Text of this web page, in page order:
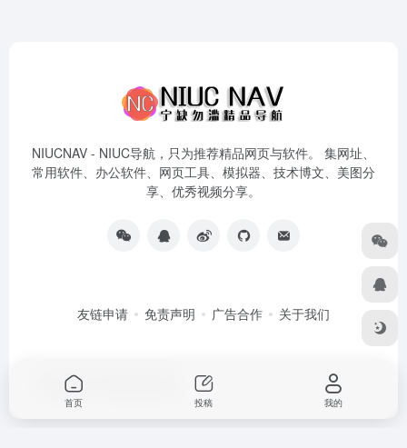
NIUCNAV - NIUC导航，只为推荐精品网页与软件。 集网址、
常用软件、办公软件、网页工具、模拟器、技术博文、美图分
享、优秀视频分享。
友链申请 免责声明 广告合作 关于我们
Copyright © 2026
首页 投稿 我的